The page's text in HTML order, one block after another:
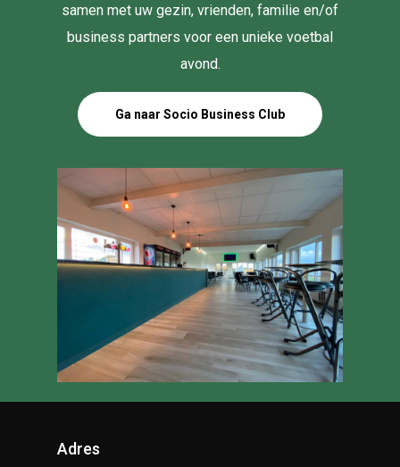
samen met uw gezin, vrienden, familie en/of
business partners voor een unieke voetbal
avond.
Ga naar Socio Business Club
Adres